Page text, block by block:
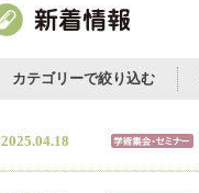
カテゴリーで絞り込む
2025.04.18